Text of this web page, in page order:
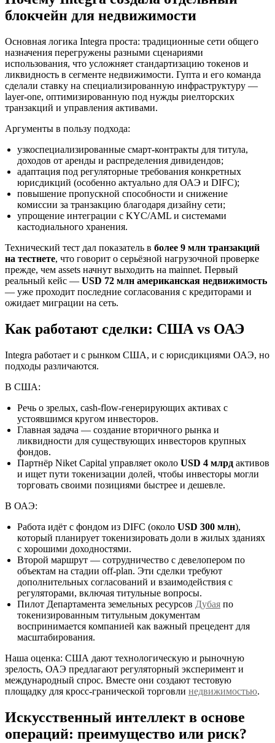
блокчейн для недвижимости
Основная логика Integra проста: традиционные сети общего
назначения перегружены разными сценариями
использования, что усложняет стандартизацию токенов и
ликвидность в сегменте недвижимости. Гупта и его команда
сделали ставку на специализированную инфраструктуру —
layer-one, оптимизированную под нужды риелторских
транзакций и управления активами.
Аргументы в пользу подхода:
узкоспециализированные смарт-контракты для титула,
доходов от аренды и распределения дивидендов;
адаптация под регуляторные требования конкретных
юрисдикций (особенно актуально для ОАЭ и DIFC);
повышение пропускной способности и снижение
комиссии за транзакцию благодаря дизайну сети;
упрощение интеграции с KYC/AML и системами
кастодиального хранения.
Технический тест дал показатель в более 9 млн транзакций
на тестнете, что говорит о серьёзной нагрузочной проверке
прежде, чем assets начнут выходить на mainnet. Первый
реальный кейс — USD 72 млн американская недвижимость
— уже проходит последние согласования с кредиторами и
ожидает миграции на сеть.
Как работают сделки: США vs ОАЭ
Integra работает и с рынком США, и с юрисдикциями ОАЭ, но
подходы различаются.
В США:
Речь о зрелых, cash-flow-генерирующих активах с
устоявшимся кругом инвесторов.
Главная задача — создание вторичного рынка и
ликвидности для существующих инвесторов крупных
фондов.
Партнёр Niket Capital управляет около USD 4 млрд активов
и ищет пути токенизации долей, чтобы инвесторы могли
торговать своими позициями быстрее и дешевле.
В ОАЭ:
Работа идёт с фондом из DIFC (около USD 300 млн),
который планирует токенизировать доли в жилых зданиях
с хорошими доходностями.
Второй маршрут — сотрудничество с девелопером по
объектам на стадии off‑plan. Эти сделки требуют
дополнительных согласований и взаимодействия с
регуляторами, включая титульные вопросы.
Пилот Департамента земельных ресурсов Дубая по
токенизированным титульным документам
воспринимается компанией как важный прецедент для
масштабирования.
Наша оценка: США дают технологическую и рыночную
зрелость, ОАЭ предлагают регуляторный эксперимент и
международный спрос. Вместе они создают тестовую
площадку для кросс‑гранической торговли недвижимостью.
Искусственный интеллект в основе
операций: преимущество или риск?